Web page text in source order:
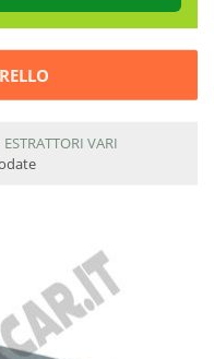
ESTRATTORI VARI